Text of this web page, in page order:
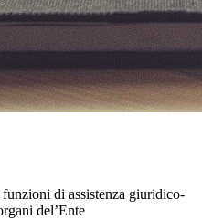
di assistenza giuridico-
del’Ente